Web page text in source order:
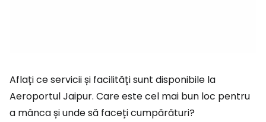
Aflați ce servicii și facilități sunt disponibile la
Aeroportul Jaipur. Care este cel mai bun loc pentru
a mânca și unde să faceți cumpărături?